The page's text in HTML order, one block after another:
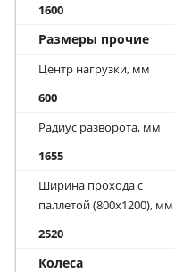
1600
Размеры прочие
Центр нагрузки, мм
600
Радиус разворота, мм
1655
Ширина прохода с
паллетой (800х1200), мм
2520
Колеса